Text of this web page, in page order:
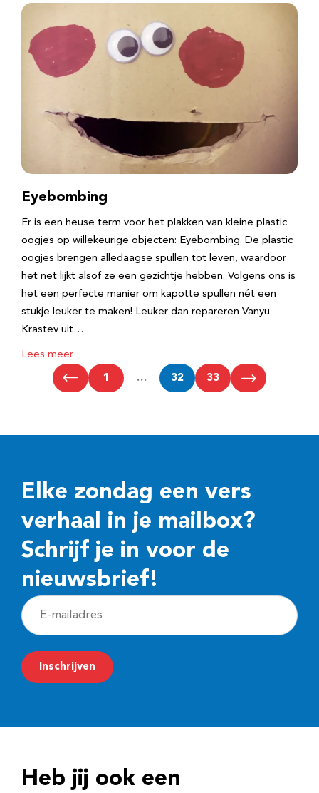
Eyebombing
Er is een heuse term voor het plakken van kleine plastic
oogjes op willekeurige objecten: Eyebombing. De plastic
oogjes brengen alledaagse spullen tot leven, waardoor
het net lijkt alsof ze een gezichtje hebben. Volgens ons is
het een perfecte manier om kapotte spullen nét een
stukje leuker te maken! Leuker dan repareren Vanyu
Krastev uit…
Lees meer
1 … 32 33
Elke zondag een vers
verhaal in je mailbox?
Schrijf je in voor de
nieuwsbrief!
E
-
m
a
r
Inschrijven
Heb jij ook een